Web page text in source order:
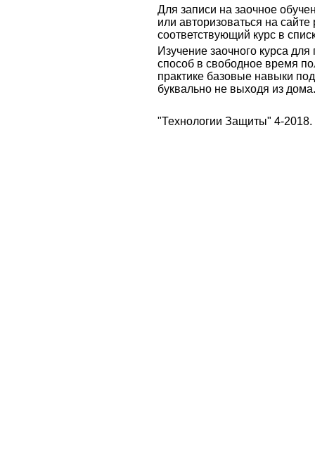
Для записи на заочное
или авторизоваться на
соответствующий курс в
Изучение заочного курса
способ в свободное время
практике базовые навыки
буквально не выходя из
"Технологии Защиты" 4-2018.